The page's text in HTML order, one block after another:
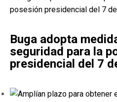
Buga adopta
seguridad para la
presidencial del 7